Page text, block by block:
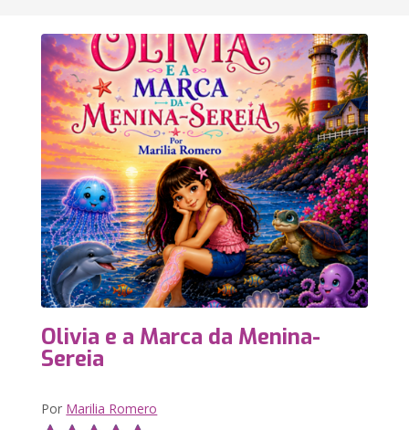
Olivia e a Marca da Menina-
Sereia
Por Marilia Romero